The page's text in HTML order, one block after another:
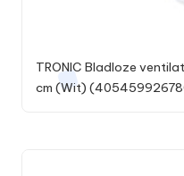
TRONIC Bladloze
cm (Wit)